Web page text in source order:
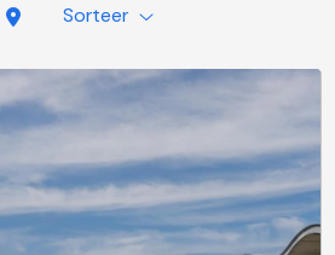
Sorteer